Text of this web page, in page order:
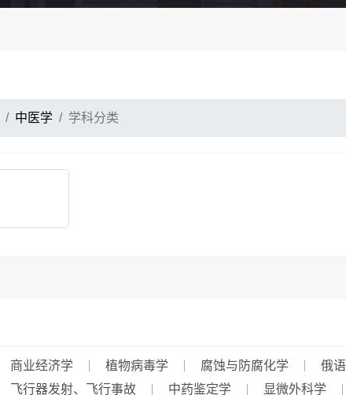
中医学 学科分类
商业经济学 植物病毒学 腐蚀与防腐化学 俄语
飞行器发射、飞行事故 中药鉴定学 显微外科学